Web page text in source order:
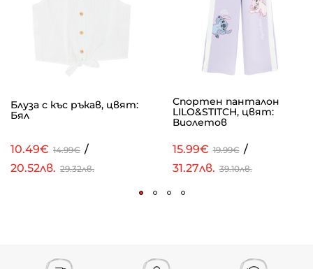
Блуза с къс ръкав, цвят:
Бял
10.49€ 14.99€ /
20.52лв. 29.32лв.
Спортен панталон
LILO&STITCH, цвят:
Виолетов
15.99€ 19.99€ /
31.27лв. 39.10лв.